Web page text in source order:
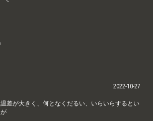
2022-10-27
差が大きく、何となくだるい、いらいらするとい